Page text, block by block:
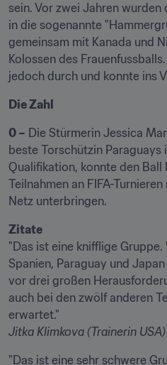
sein. Vor zwei Jahren
in die sogenannte
gemeinsam mit Kanada und
Kolossen des
jedoch durch und konnte ins
Die Zahl
0 – Die Stürmerin Jessica
beste Torschützin Paraguays
Qualifikation, konnte den
Teilnahmen an FIFA-
Netz unterbringen.
Zitate
"Das ist eine knifflige
Spanien, Paraguay und
vor drei großen
auch bei den zwölf anderen
Jitka Klimkova (Trainerin USA)
"Das ist eine sehr schwere